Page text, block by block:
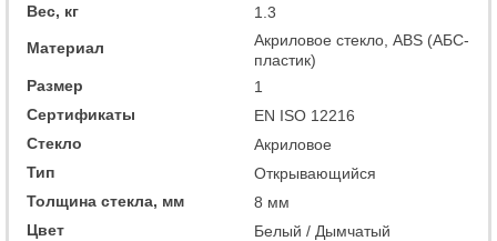
Вес, кг
1.3
Материал
Акриловое стекло, ABS (АБС-
пластик)
Размер
1
Сертификаты
EN ISO 12216
Стекло
Акриловое
Тип
Открывающийся
Толщина стекла, мм
8 мм
Цвет
Белый / Дымчатый